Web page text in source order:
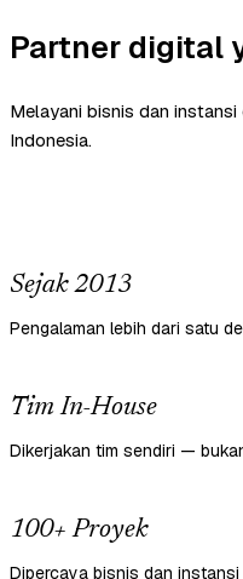
Partner digital
Melayani bisnis dan
Indonesia.
Sejak 2013
Pengalaman lebih dari satu
Tim In-House
Dikerjakan tim sendiri —
100+ Proyek
Dipercaya bisnis dan